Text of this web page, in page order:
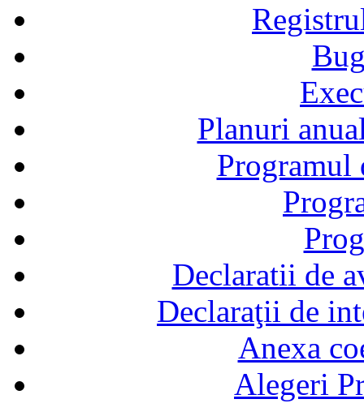
Planuri
Declaratii de
Declaraţii de
Anexa
Alegeri